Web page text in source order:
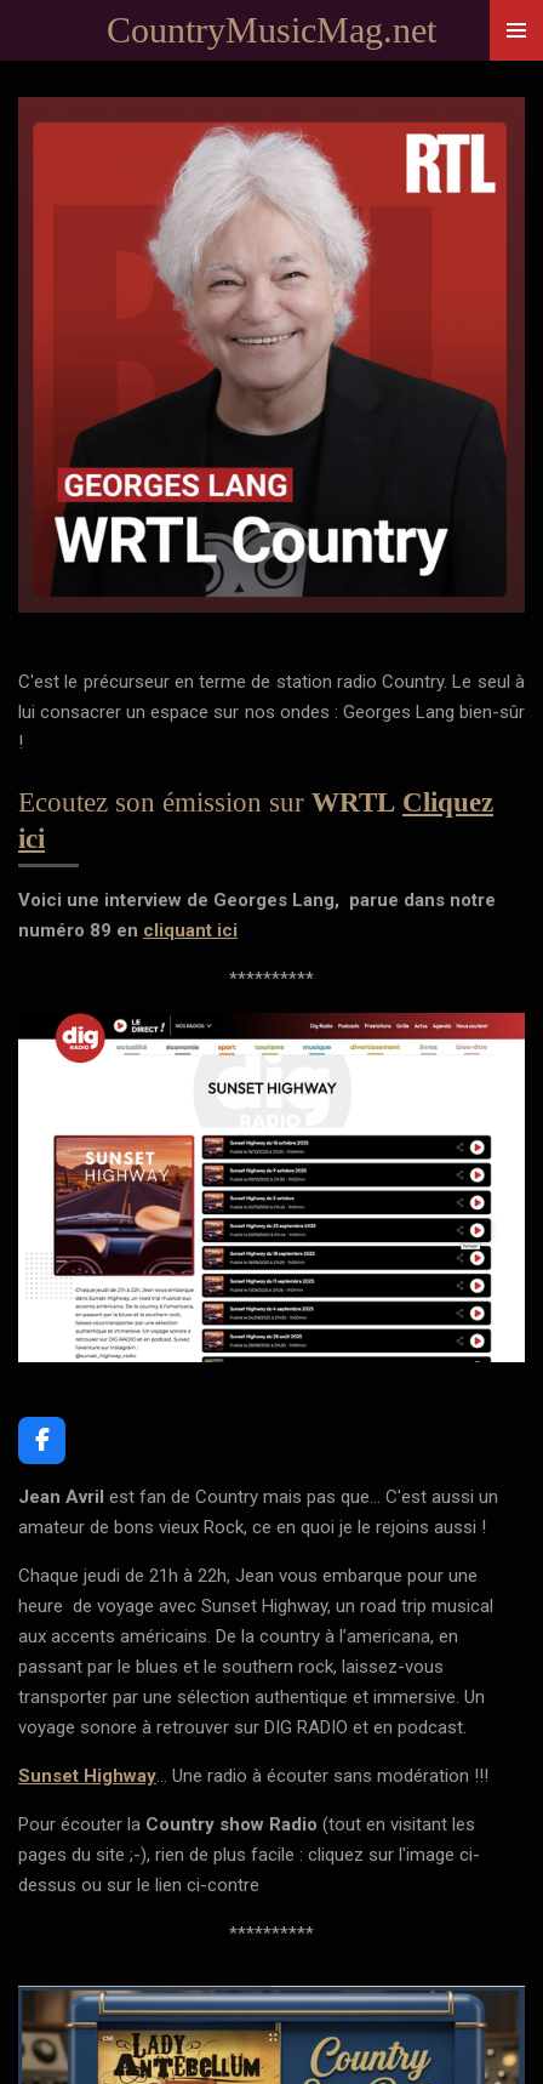
au
CountryMusicMag.net
C'est le précurseur en terme de station radio Country. Le seul à
lui consacrer un espace sur nos ondes : Georges Lang bien-sûr
!
Ecoutez son émission sur WRTL Cliquez
ici
Voici une interview de Georges Lang, parue dans notre
numéro 89 en cliquant ici
**********
F
a
c
b
o
k
Jean Avril est fan de Country mais pas que... C'est aussi un
amateur de bons vieux Rock, ce en quoi je le rejoins aussi !
Chaque jeudi de 21h à 22h, Jean vous embarque pour une
heure de voyage avec Sunset Highway, un road trip musical
aux accents américains. De la country à l’americana, en
passant par le blues et le southern rock, laissez-vous
transporter par une sélection authentique et immersive. Un
voyage sonore à retrouver sur DIG RADIO et en podcast.
Sunset Highway... Une radio à écouter sans modération !!!
Pour écouter la Country show Radio (tout en visitant les
pages du site ;-), rien de plus facile : cliquez sur l'image ci-
dessus ou sur le lien ci-contre
**********